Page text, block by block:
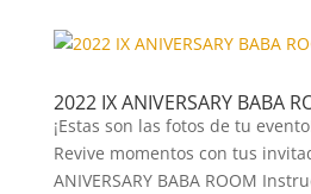
2022 IX ANIVERSARY BABA
¡Estas son las fotos de tu
Revive momentos con tus
ANIVERSARY BABA ROOM